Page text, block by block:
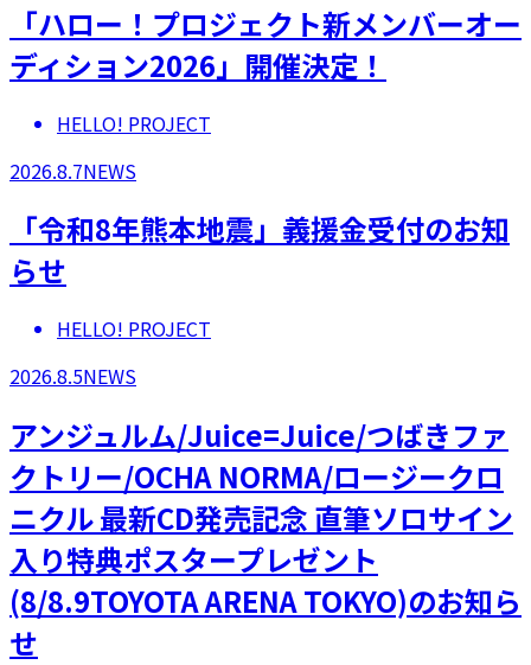
「ハロー！プロジェクト新メンバーオー
ディション2026」開催決定！
HELLO! PROJECT
2026.8.7NEWS
「令和8年熊本地震」義援金受付のお知
らせ
HELLO! PROJECT
2026.8.5NEWS
アンジュルム/Juice=Juice/つばきファ
クトリー/OCHA NORMA/ロージークロ
ニクル 最新CD発売記念 直筆ソロサイン
入り特典ポスタープレゼント
(8/8.9TOYOTA ARENA TOKYO)のお知ら
せ